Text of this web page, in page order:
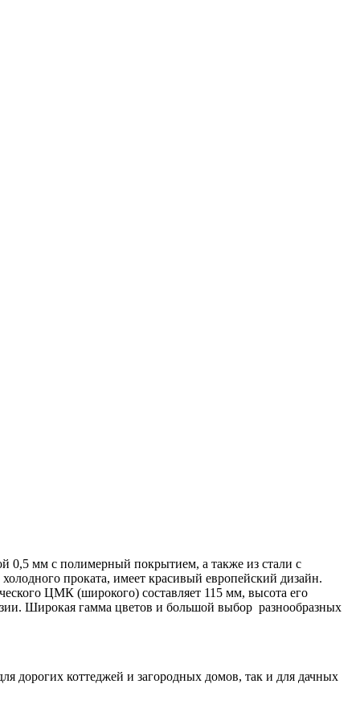
0,5 мм с полимерный покрытием, а также из стали с
проката, имеет красивый европейский дизайн.
ЦМК (широкого) составляет 115 мм, высота его
Широкая гамма цветов и большой выбор разнообразных
дорогих коттеджей и загородных домов, так и для дачных